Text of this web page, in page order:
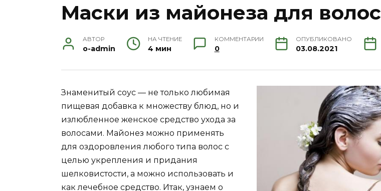
Маски из майонеза для волос
АВТОР
o-admin
НА ЧТЕНИЕ
4 мин
КОММЕНТАРИИ
0
ОПУБЛИКОВАНО
03.08.2021
Знаменитый соус — не только любимая
пищевая добавка к множеству блюд, но и
излюбленное женское средство ухода за
волосами. Майонез можно применять
для оздоровления любого типа волос с
целью укрепления и придания
шелковистости, а можно использовать и
как лечебное средство. Итак, узнаем о